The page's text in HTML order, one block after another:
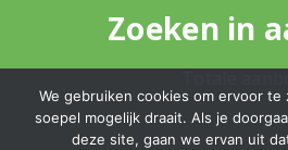
Zoeken in
We gebruiken cookies om ervoor
soepel mogelijk draait. Als je
deze site, gaan we ervan uit